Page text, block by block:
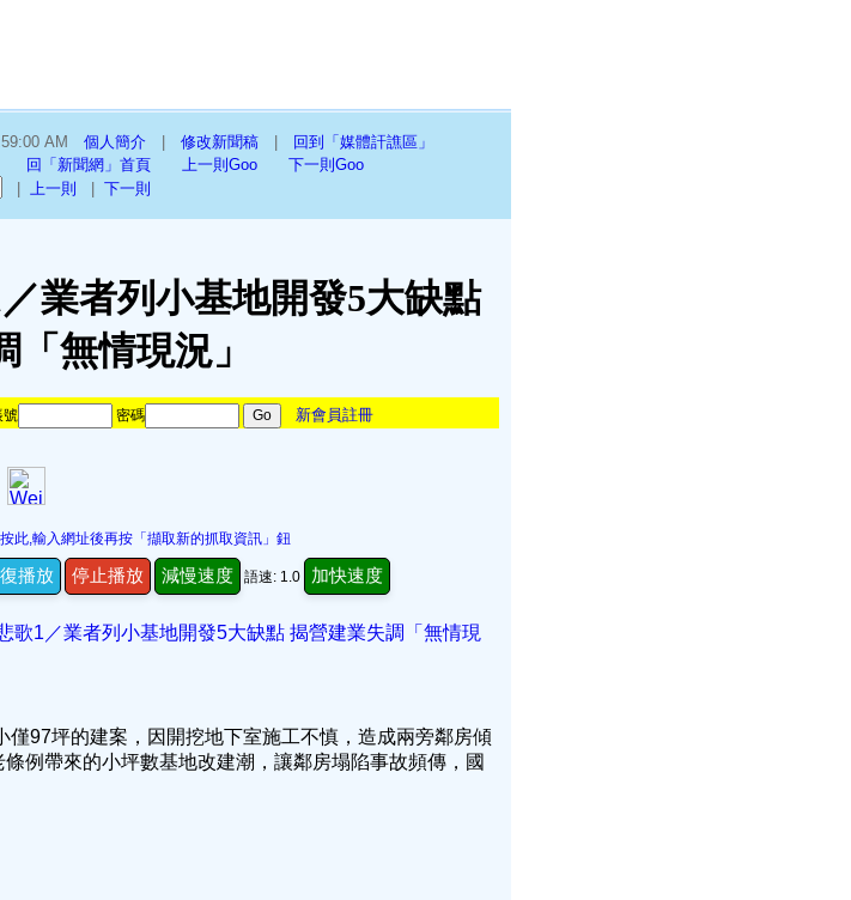
AM 個人簡介| 修改新聞稿|
回到「媒體訐譙區」
回「新聞網」首頁 上一則Goo
下一則Goo
上一則 下一則
業者列小基地開發5大缺點
無情現況」
號 密碼 新會員註冊
此,輸入網址後再按「擷取新的抓取資訊」鈕
播放 停止播放 減慢速度 語速: 1.0 加快速度
歌1／業者列小基地開發5大缺點 揭營建業失調「無情現
僅97坪的建案，因開挖地下室施工不慎，造成兩旁鄰房傾
例帶來的小坪數基地改建潮，讓鄰房塌陷事故頻傳，國